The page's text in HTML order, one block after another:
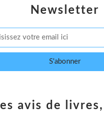
Newsletter
avis de